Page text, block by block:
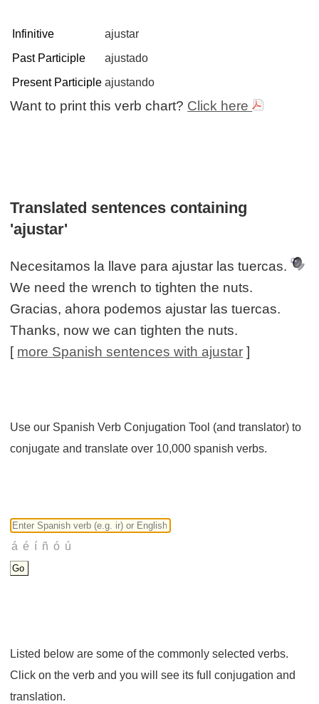
Infinitive
ajustar
Past Participle
ajustado
Present Participle ajustando
Want to print this verb chart? Click here
Translated sentences containing
'ajustar'
Necesitamos la llave para ajustar las tuercas.
We need the wrench to tighten the nuts.
Gracias, ahora podemos ajustar las tuercas.
Thanks, now we can tighten the nuts.
[ more Spanish sentences with ajustar ]
Use our Spanish Verb Conjugation Tool (and translator) to
conjugate and translate over 10,000 spanish verbs.
Listed below are some of the commonly selected verbs.
Click on the verb and you will see its full conjugation and
translation.